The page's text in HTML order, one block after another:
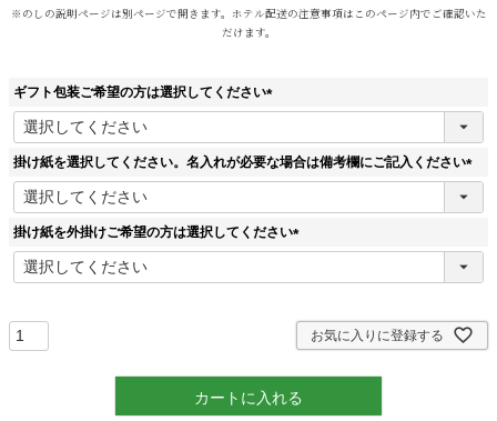
※のしの説明ページは別ページで開きます。ホテル配送の注意事項はこのページ内でご確認いた
だけます。
ギフト包装ご希望の方は選択してください
(
須
掛け紙を選択してください。名入れが必要な場合は備考欄にご記入ください
(
掛け紙を外掛けご希望の方は選択してください
(
お気に入りに登録する
カートに入れる